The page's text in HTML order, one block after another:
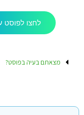
לחצו לפוסט
מצאתם בעיה בפוסט?